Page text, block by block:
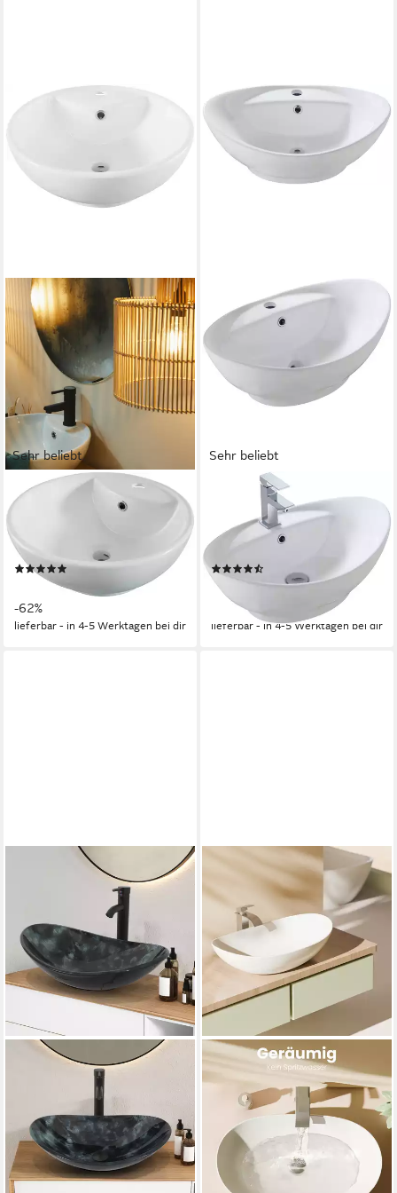
Sehr beliebt
WELLTIME
Aufsatzwaschbecken Milano,
Durchmesser 45 cm
(48)
20,63 € UVP
-62%
lieferbar - in 4-5 Werktagen bei dir
Sehr beliebt
WELLTIME
Aufsatzwaschbecken Bilbao,
mit Überlauf, oval, Breite 60
49,99 € UVP69,99 €
-29%
lieferbar - in 4-5 Werktagen bei dir